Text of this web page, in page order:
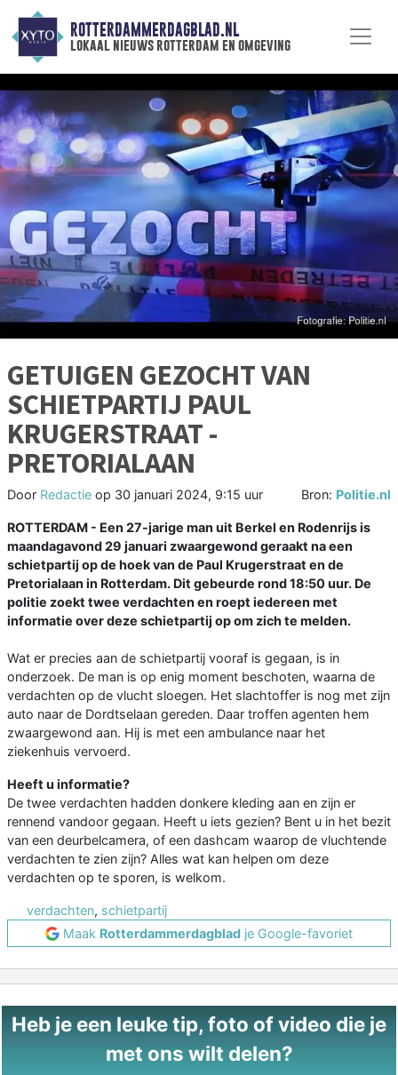
ROTTERDAMMERDAGBLAD.NL
lokaal nieuws rotterdam en omgeving
GETUIGEN GEZOCHT VAN
SCHIETPARTIJ PAUL
KRUGERSTRAAT -
PRETORIALAAN
Door Redactie op 30 januari 2024, 9:15 uur Bron: Politie.nl
ROTTERDAM - Een 27-jarige man uit Berkel en Rodenrijs is
maandagavond 29 januari zwaargewond geraakt na een
schietpartij op de hoek van de Paul Krugerstraat en de
Pretorialaan in Rotterdam. Dit gebeurde rond 18:50 uur. De
politie zoekt twee verdachten en roept iedereen met
informatie over deze schietpartij op om zich te melden.
Wat er precies aan de schietpartij vooraf is gegaan, is in
onderzoek. De man is op enig moment beschoten, waarna de
verdachten op de vlucht sloegen. Het slachtoffer is nog met zijn
auto naar de Dordtselaan gereden. Daar troffen agenten hem
zwaargewond aan. Hij is met een ambulance naar het
ziekenhuis vervoerd.
Heeft u informatie?
De twee verdachten hadden donkere kleding aan en zijn er
rennend vandoor gegaan. Heeft u iets gezien? Bent u in het bezit
van een deurbelcamera, of een dashcam waarop de vluchtende
verdachten te zien zijn? Alles wat kan helpen om deze
verdachten op te sporen, is welkom.
verdachten, schietpartij
Maak Rotterdammerdagblad je Google-favoriet
Heb je een leuke tip, foto of video die je
met ons wilt delen?